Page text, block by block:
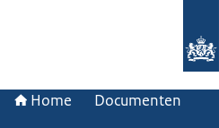
Home Documenten